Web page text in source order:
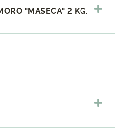
"MASECA" 2 KG.